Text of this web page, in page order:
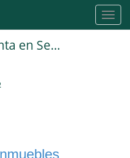
Plaza de garaje en venta en Sevilla Mairena del Aljarafe